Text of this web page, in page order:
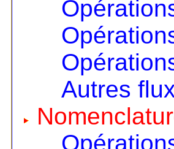
Autres